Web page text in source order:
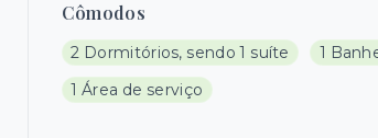
Cômodos
2 Dormitórios, sendo 1 suíte 1
1 Área de serviço